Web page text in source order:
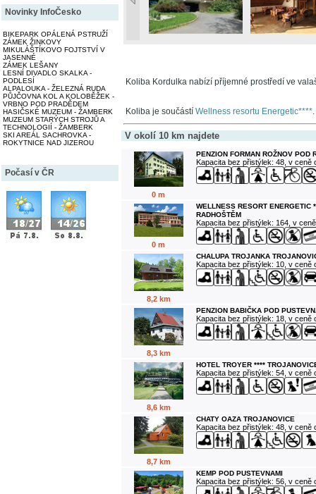
Novinky InfoČesko
BIKEPARK OPÁLENÁ PSTRUŽÍ
ZÁMEK ŽINKOVY
MIKULÁŠTÍKOVO FOJTSTVÍ V
JASENNÉ
ZÁMEK LEŠANY
LESNÍ DIVADLO SKALKA -
PODLESÍ
ALPALOUKA - ŽELEZNÁ RUDA
PŮJČOVNA KOL A KOLOBĚŽEK -
VRBNO POD PRADĚDEM
HASIČSKÉ MUZEUM - ŽAMBERK
MUZEUM STARÝCH STROJŮ A
TECHNOLOGIÍ - ŽAMBERK
SKI AREÁL SACHROVKA -
ROKYTNICE NAD JIZEROU
Počasí v ČR
Koliba Kordulka nabízí příjemné prostředí ve
Koliba je součástí Wellness resortu Energetic****.
V okolí 10 km najdete
0 m
PENZION FORMAN ROŽNOV POD
Kapacita bez přistýlek: 48, v ceně
0 m
WELLNESS RESORT ENERGETIC
RADHOŠTĚM
Kapacita bez přistýlek: 164, v
8,2 km
CHALUPA TROJANKA
Kapacita bez přistýlek: 10, v ceně
8,3 km
PENZION BABIČKA POD
Kapacita bez přistýlek: 18, v ceně
8,6 km
HOTEL TROYER ****
Kapacita bez přistýlek: 54, v ceně
8,7 km
CHATY OAZA TROJANOVICE
Kapacita bez přistýlek: 48, v ceně
KEMP POD PUSTEVNAMI
Kapacita bez přistýlek: 56, v ceně